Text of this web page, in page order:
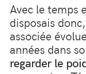
Avec le temps
disposais
associée
années dans
regarder le